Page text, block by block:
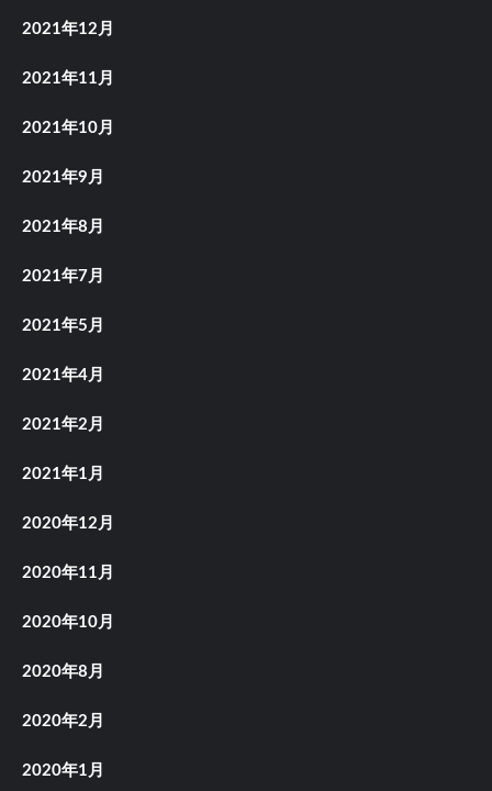
2021年12月
2021年11月
2021年10月
2021年9月
2021年8月
2021年7月
2021年5月
2021年4月
2021年2月
2021年1月
2020年12月
2020年11月
2020年10月
2020年8月
2020年2月
2020年1月